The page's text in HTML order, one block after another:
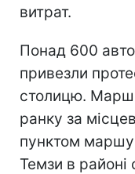
витрат.
Понад 600
привезли
столицю. Марш
ранку за
пунктом
Темзи в районі